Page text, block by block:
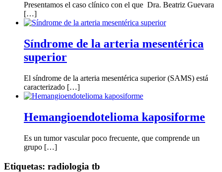
Presentamos el caso clínico con el que Dra. Beatriz Guevara
[…]
Síndrome de la arteria mesentérica
superior
El síndrome de la arteria mesentérica superior (SAMS) está
caracterizado […]
Hemangioendotelioma kaposiforme
Es un tumor vascular poco frecuente, que comprende un
grupo […]
Etiquetas: radiologia tb